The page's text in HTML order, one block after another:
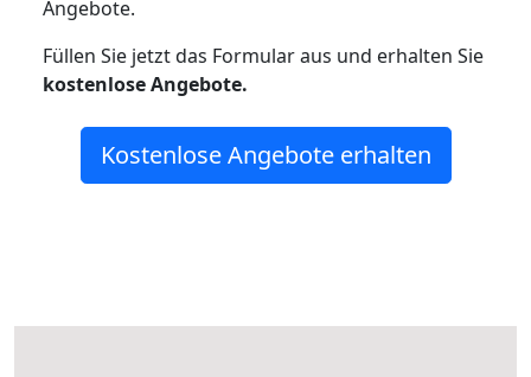
Angebote.
Füllen Sie jetzt das Formular aus und erhalten Sie
kostenloseAngebote.
Kostenlose Angebote erhalten